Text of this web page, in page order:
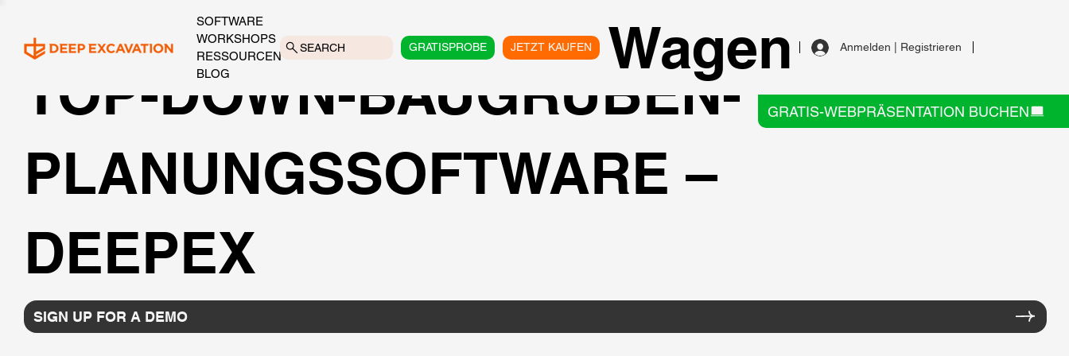
SOFTWARE
WORKSHOPS
RESSOURCEN
BLOG
GRATIS-WEBPRÄSENTATION BUCHEN
GRATISPROBE JETZT KAUFEN Wagen Anmelden | Registrieren
SEARCH
TOP-DOWN-BAUGRUBEN-
PLANUNGSSOFTWARE –
DEEPEX
SIGN UP FOR A DEMO